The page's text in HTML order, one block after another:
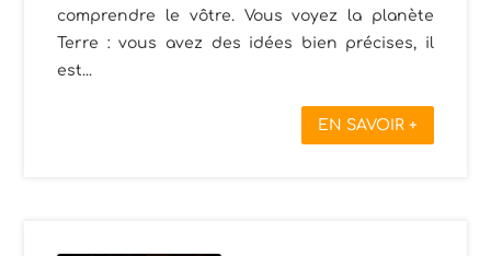
comprendre le vôtre. Vous voyez la planète
Terre : vous avez des idées bien précises, il
est...
EN SAVOIR +